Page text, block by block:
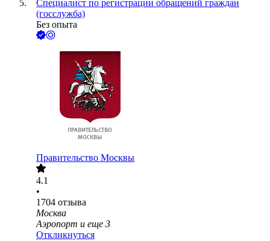
Специалист по регистрации обращений граждан
(госслужба)
Без опыта
Правительство Москвы
4.1
•
1704 отзыва
Москва
Аэропорт и еще 3
Откликнуться